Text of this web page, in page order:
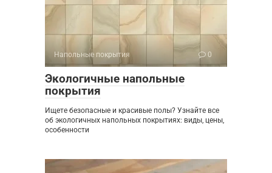
Напольные покрытия 0
Экологичные напольные
покрытия
Ищете безопасные и красивые полы? Узнайте все
об экологичных напольных покрытиях: виды, цены,
особенности